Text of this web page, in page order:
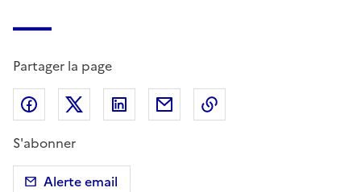
Partager la page
Partager sur Facebook
Partager sur X (anciennement Twitter)
Partager sur LinkedIn
Partager par email
S'abonner
Alerte email